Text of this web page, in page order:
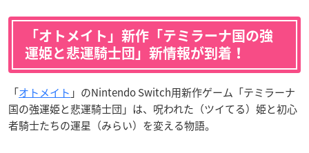
「オトメイト」新作「テミラーナ国の強
運姫と悲運騎士団」新情報が到着！
「オトメイト 」のNintendo Switch用新作ゲーム「テミラーナ
国の強運姫と悲運騎士団」は、呪われた（ツイてる）姫と初心
者騎士たちの運星（みらい）を変える物語。